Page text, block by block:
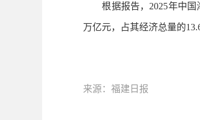
根据报告，2025年中国
万亿元，占其经济总量的
来源：福建日报